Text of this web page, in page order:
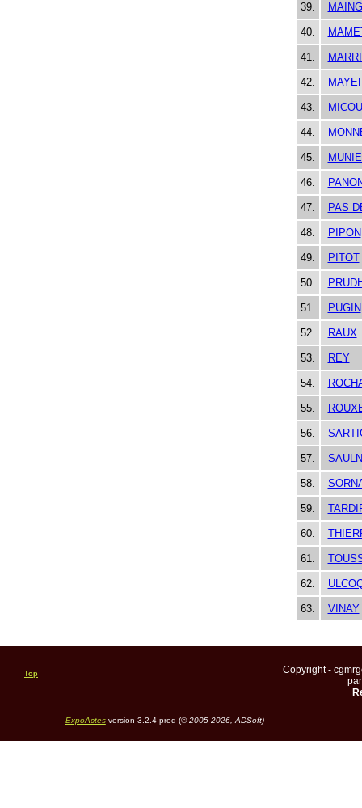
39.
40.
41.
42.
43.
44.
45.
46.
47. PAS
48. PIPON
49. PITOT
50.
51. PUGIN
52. RAUX
53. REY
54.
55.
56.
57.
58.
59.
60.
61.
62.
63. VINAY
Top
Copyright -
ExpoActesversion 3.2.4-prod (©2005-2026, ADSoft)